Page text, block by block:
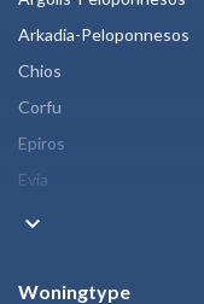
Arkadia-Peloponnesos
Chios
Corfu
Epiros
Evia
keyboard_arrow_down
Woningtype